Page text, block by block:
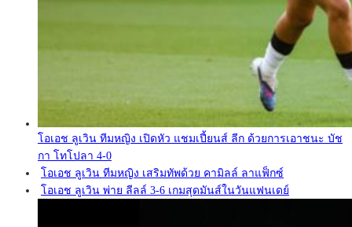
โอเอช ลูเวิน ทีมหญิง เปิดหัว แชมเปี้ยนส์ ลีก ด้วยการเอาชนะ บัช
กา โทโปลา 4-0
โอเอช ลูเวิน ทีมหญิง เสริมทัพด้วย คามิลล์ ลาแฟ็กซ์
โอเอช ลูเวิน พ่าย ลีลล์ 3-6 เกมสุดมันส์ในวันแฟนเดย์